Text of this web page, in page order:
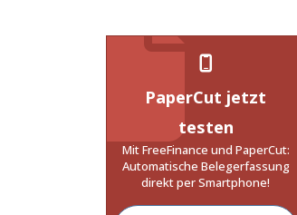
PaperCut jetzt
testen
Mit FreeFinance und PaperCut:
Automatische Belegerfassung
direkt per Smartphone!